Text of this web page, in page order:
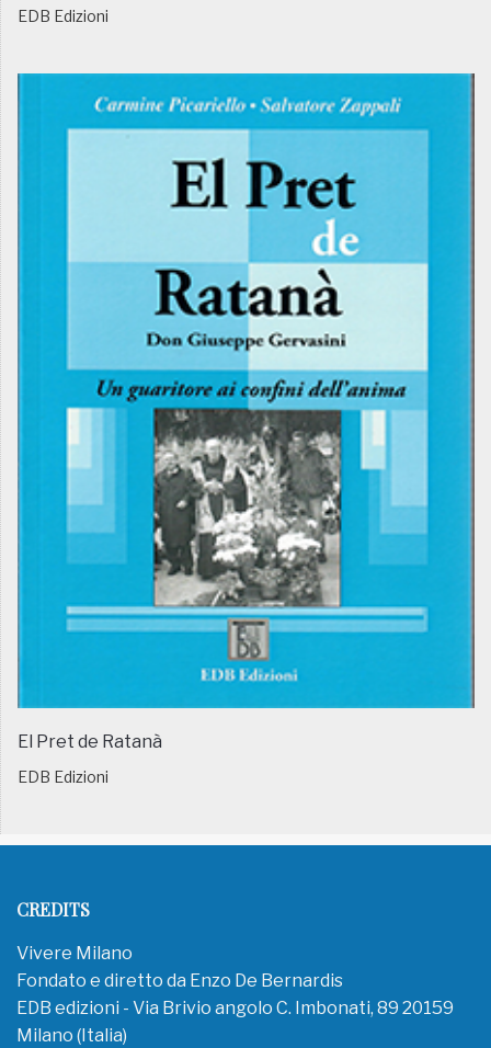
EDB Edizioni
El Pret de Ratanà
EDB Edizioni
CREDITS
Vivere Milano
Fondato e diretto da Enzo De Bernardis
EDB edizioni - Via Brivio angolo C. Imbonati, 89 20159
Milano (Italia)